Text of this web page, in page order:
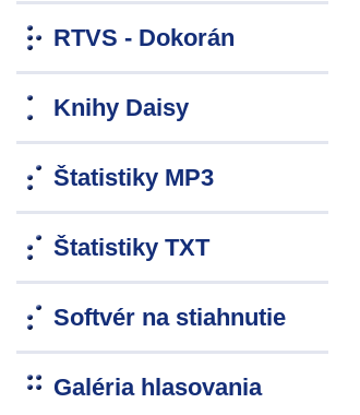
RTVS - Dokorán
Knihy Daisy
Štatistiky MP3
Štatistiky TXT
Softvér na stiahnutie
Galéria hlasovania